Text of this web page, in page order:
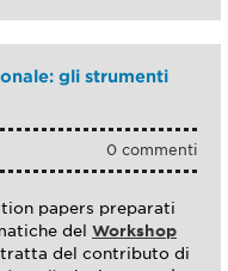
gli strumenti
0 commenti
papers preparati
del Workshop
tratta del contributo di